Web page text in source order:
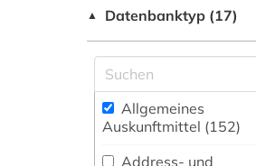
Vermessungswesen (4)
Biologie,
Biotechnologie (7)
Buch- und
amtliche
bekanntmachung (1)
amtliche
informationen (1)
amtsblatt (1)
▲ Datenbanktyp (17)
Allgemeines
Auskunftmittel (152)
Address- und